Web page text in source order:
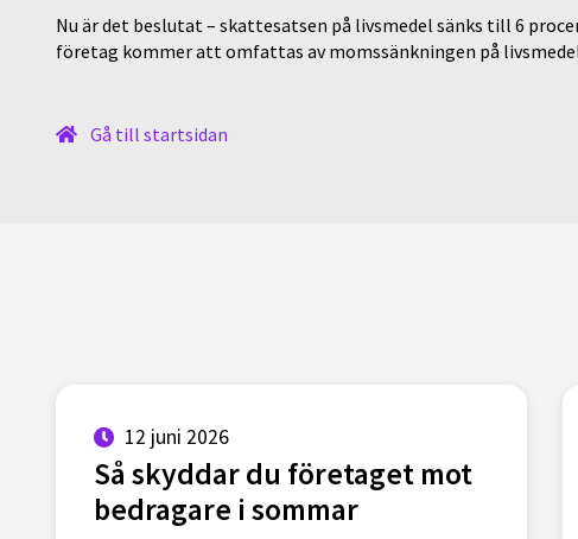
Nu är det beslutat – skattesatsen på livsmedel sänks till 6
företag kommer att omfattas av momssänkningen på
Gå till startsidan
12 juni 2026
Så skyddar du företaget mot
bedragare i sommar